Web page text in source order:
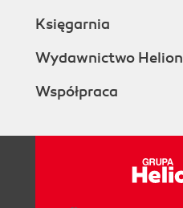
Księgarnia
Wydawnictwo Helion
Współpraca